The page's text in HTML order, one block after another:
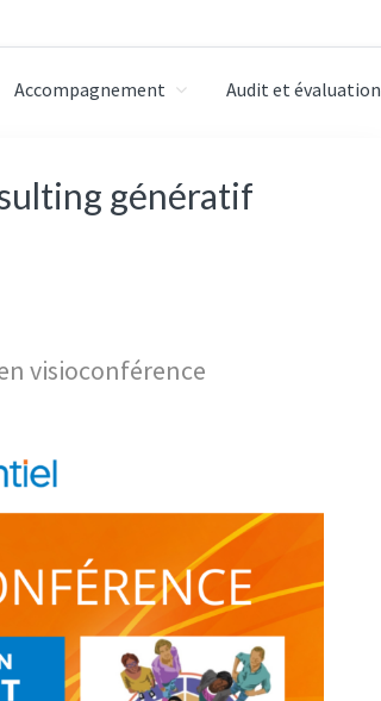
Accompagnement Audit et évaluation
génératif
visioconférence